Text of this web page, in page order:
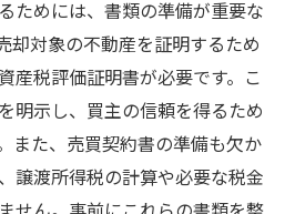
ためには、書類の準備が重要な
却対象の不動産を証明するため
産税評価証明書が必要です。こ
明示し、買主の信頼を得るため
また、売買契約書の準備も欠か
譲渡所得税の計算や必要な税金